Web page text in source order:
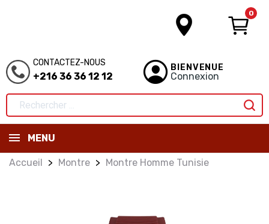
0
CONTACTEZ-NOUS
+216 36 36 12 12
BIENVENUE
Connexion
MENU
Accueil Montre Montre Homme Tunisie